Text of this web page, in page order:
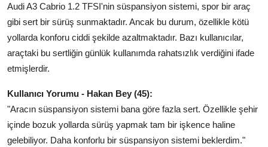
Audi A3 Cabrio 1.2 TFSI'nin süspansiyon sistemi, spor bir araç
gibi sert bir sürüş sunmaktadır. Ancak bu durum, özellikle kötü
yollarda konforu ciddi şekilde azaltmaktadır. Bazı kullanıcılar,
araçtaki bu sertliğin günlük kullanımda rahatsızlık verdiğini ifade
etmişlerdir.
Kullanıcı Yorumu - Hakan Bey (45):
"Aracın süspansiyon sistemi bana göre fazla sert. Özellikle şehir
içinde bozuk yollarda sürüş yapmak tam bir işkence haline
gelebiliyor. Daha konforlu bir süspansiyon sistemi beklerdim."